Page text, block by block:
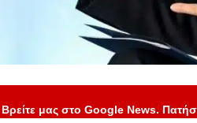
Βρείτε μας στο Google News.